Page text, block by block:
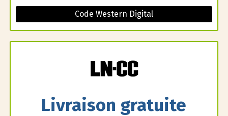
Code Western Digital
Livraison gratuite